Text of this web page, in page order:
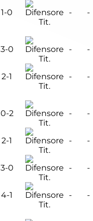
1-0
Tit.
- -
3-0
Tit.
- -
2-1
Tit.
- -
0-2
Tit.
- -
2-1
Tit.
- -
3-0
Tit.
- -
4-1
Tit.
- -